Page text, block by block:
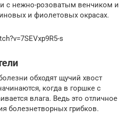
с нежно-розоватым венчиком и
и фиолетовых окрасах.
s
обходят щучий хвост
когда в горшке с
влага. Ведь это отличное
болезнетворных грибков.